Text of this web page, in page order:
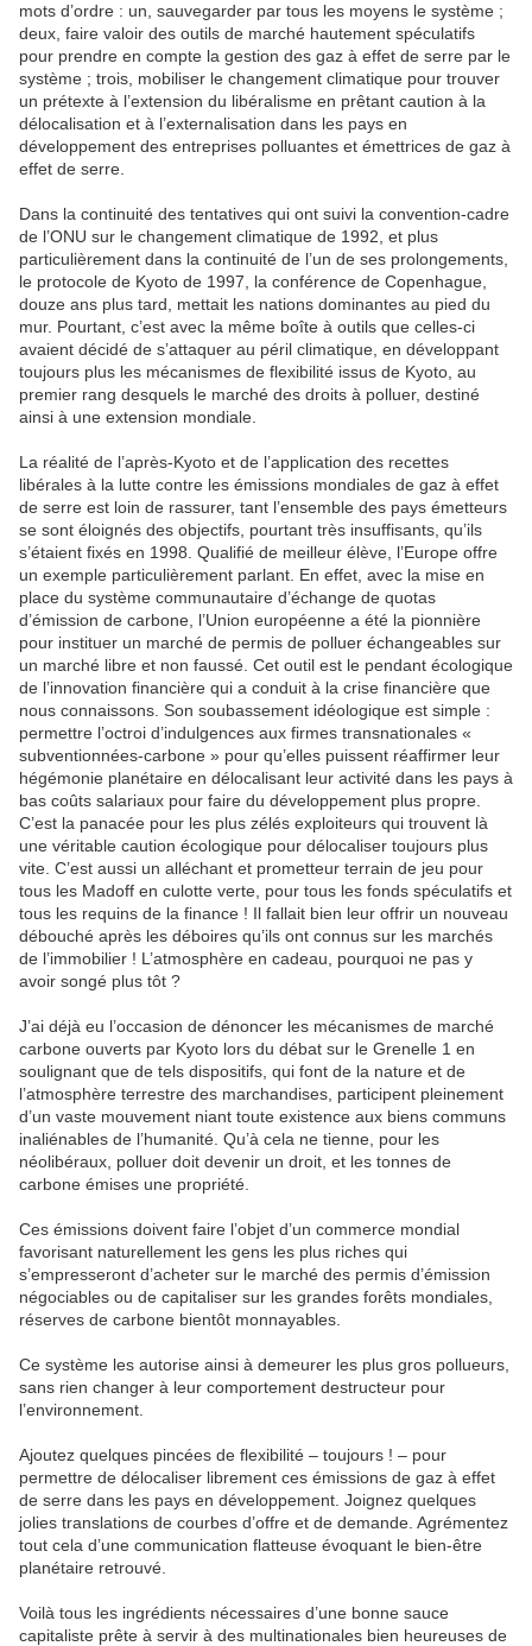
mots d’ordre : un, sauvegarder par tous les moyens le système ;
deux, faire valoir des outils de marché hautement spéculatifs
pour prendre en compte la gestion des gaz à effet de serre par le
système ; trois, mobiliser le changement climatique pour trouver
un prétexte à l’extension du libéralisme en prêtant caution à la
délocalisation et à l’externalisation dans les pays en
développement des entreprises polluantes et émettrices de gaz à
effet de serre.
Dans la continuité des tentatives qui ont suivi la convention-cadre
de l’ONU sur le changement climatique de 1992, et plus
particulièrement dans la continuité de l’un de ses prolongements,
le protocole de Kyoto de 1997, la conférence de Copenhague,
douze ans plus tard, mettait les nations dominantes au pied du
mur. Pourtant, c’est avec la même boîte à outils que celles-ci
avaient décidé de s’attaquer au péril climatique, en développant
toujours plus les mécanismes de flexibilité issus de Kyoto, au
premier rang desquels le marché des droits à polluer, destiné
ainsi à une extension mondiale.
La réalité de l’après-Kyoto et de l’application des recettes
libérales à la lutte contre les émissions mondiales de gaz à effet
de serre est loin de rassurer, tant l’ensemble des pays émetteurs
se sont éloignés des objectifs, pourtant très insuffisants, qu’ils
s’étaient fixés en 1998. Qualifié de meilleur élève, l’Europe offre
un exemple particulièrement parlant. En effet, avec la mise en
place du système communautaire d’échange de quotas
d’émission de carbone, l’Union européenne a été la pionnière
pour instituer un marché de permis de polluer échangeables sur
un marché libre et non faussé. Cet outil est le pendant écologique
de l’innovation financière qui a conduit à la crise financière que
nous connaissons. Son soubassement idéologique est simple :
permettre l’octroi d’indulgences aux firmes transnationales «
subventionnées-carbone » pour qu’elles puissent réaffirmer leur
hégémonie planétaire en délocalisant leur activité dans les pays à
bas coûts salariaux pour faire du développement plus propre.
C’est la panacée pour les plus zélés exploiteurs qui trouvent là
une véritable caution écologique pour délocaliser toujours plus
vite. C’est aussi un alléchant et prometteur terrain de jeu pour
tous les Madoff en culotte verte, pour tous les fonds spéculatifs et
tous les requins de la finance ! Il fallait bien leur offrir un nouveau
débouché après les déboires qu’ils ont connus sur les marchés
de l’immobilier ! L’atmosphère en cadeau, pourquoi ne pas y
avoir songé plus tôt ?
J’ai déjà eu l’occasion de dénoncer les mécanismes de marché
carbone ouverts par Kyoto lors du débat sur le Grenelle 1 en
soulignant que de tels dispositifs, qui font de la nature et de
l’atmosphère terrestre des marchandises, participent pleinement
d’un vaste mouvement niant toute existence aux biens communs
inaliénables de l’humanité. Qu’à cela ne tienne, pour les
néolibéraux, polluer doit devenir un droit, et les tonnes de
carbone émises une propriété.
Ces émissions doivent faire l’objet d’un commerce mondial
favorisant naturellement les gens les plus riches qui
s’empresseront d’acheter sur le marché des permis d’émission
négociables ou de capitaliser sur les grandes forêts mondiales,
réserves de carbone bientôt monnayables.
Ce système les autorise ainsi à demeurer les plus gros pollueurs,
sans rien changer à leur comportement destructeur pour
l’environnement.
Ajoutez quelques pincées de flexibilité – toujours ! – pour
permettre de délocaliser librement ces émissions de gaz à effet
de serre dans les pays en développement. Joignez quelques
jolies translations de courbes d’offre et de demande. Agrémentez
tout cela d’une communication flatteuse évoquant le bien-être
planétaire retrouvé.
Voilà tous les ingrédients nécessaires d’une bonne sauce
capitaliste prête à servir à des multinationales bien heureuses de